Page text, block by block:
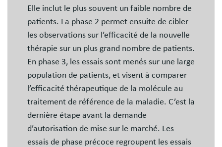
Elle inclut le plus souvent un faible nombre de
patients. La phase 2 permet ensuite de cibler
les observations sur l’efficacité de la nouvelle
thérapie sur un plus grand nombre de patients.
En phase 3, les essais sont menés sur une large
population de patients, et visent à comparer
l’efficacité thérapeutique de la molécule au
traitement de référence de la maladie. C’est la
dernière étape avant la demande
d’autorisation de mise sur le marché. Les
essais de phase précoce regroupent les essais